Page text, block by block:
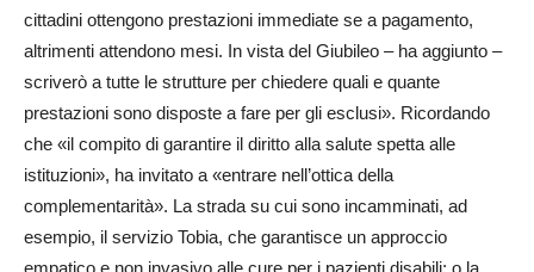
cittadini ottengono prestazioni immediate se a pagamento,
altrimenti attendono mesi. In vista del Giubileo – ha aggiunto –
scriverò a tutte le strutture per chiedere quali e quante
prestazioni sono disposte a fare per gli esclusi». Ricordando
che «il compito di garantire il diritto alla salute spetta alle
istituzioni», ha invitato a «entrare nell’ottica della
complementarità». La strada su cui sono incamminati, ad
esempio, il servizio Tobia, che garantisce un approccio
empatico e non invasivo alle cure per i pazienti disabili; o la